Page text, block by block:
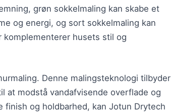
grøn sokkelmaling kan skabe et
og energi, og sort sokkelmaling kan
husets stil og
Denne malingsteknologi tilbyder
at modstå vandafvisende overflade og
finish og holdbarhed, kan Jotun Drytech